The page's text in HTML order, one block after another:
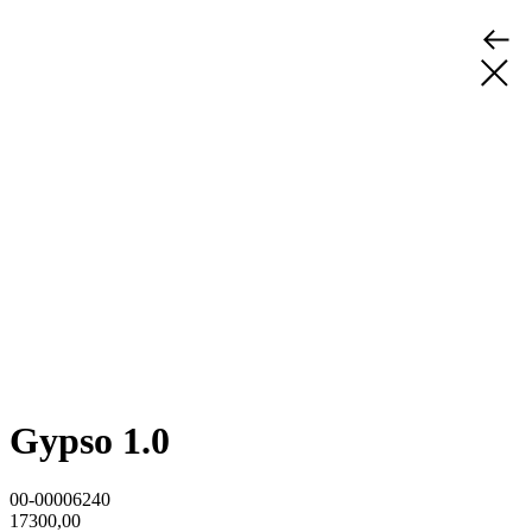
Gypso 1.0
00-00006240
17300,00